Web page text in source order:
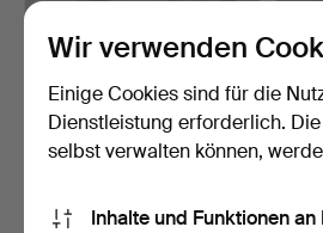
TOPF MIT DECKEL,
"Atlantis", Demeyere, Mad…
Beendet 30. Jun 2026
7,
Wir verwenden
Einige Cookies sind für die
Dienstleistung erforderlich.
selbst verwalten können,
Inhalte und Funktionen